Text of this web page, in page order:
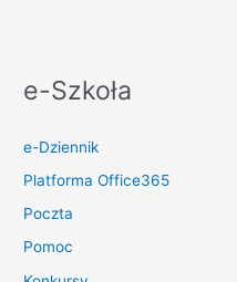
e-Szkoła
e-Dziennik
Platforma Office365
Poczta
Pomoc